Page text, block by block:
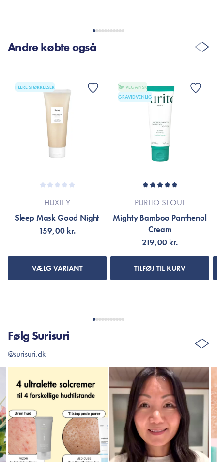
Andre købte også
FLERE STØRRELSER
HUXLEY
Sleep Mask Good Night
159,00 kr.
VÆLG VARIANT
VEGANSK
GRAVIDVENLIG
PURITO SEOUL
Mighty Bamboo Panthenol
Cream
219,00 kr.
TILFØJ TIL KURV
Følg Surisuri
@surisuri.dk